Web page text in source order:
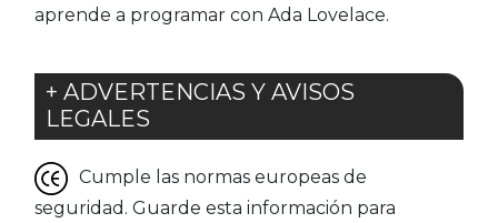
aprende a programar con Ada Lovelace.
+ ADVERTENCIAS Y AVISOS
LEGALES
Cumple las normas europeas de
seguridad. Guarde esta información para